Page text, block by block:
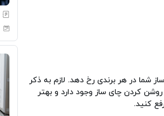
در هر برندی رخ دهد. لازم به ذکر
کردن چای ساز وجود دارد و بهتر
کنید.